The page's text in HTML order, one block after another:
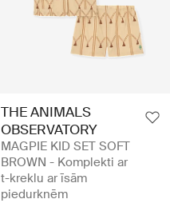
THE ANIMALS
OBSERVATORY
MAGPIE KID SET SOFT
BROWN - Komplekti ar
t-kreklu ar īsām
piedurknēm